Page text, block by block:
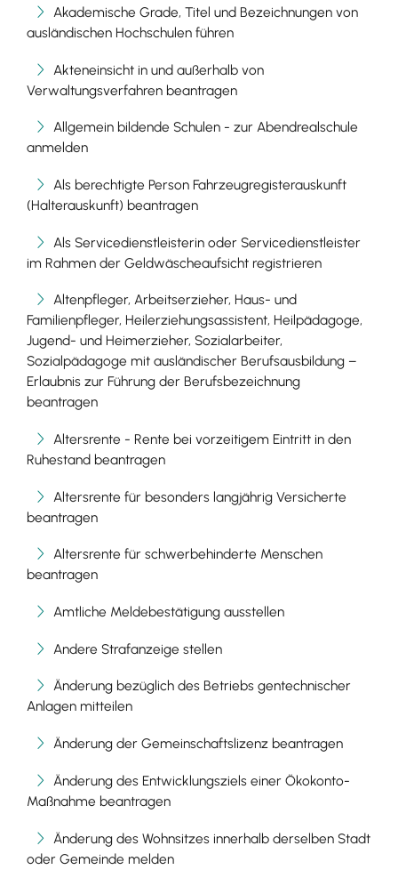
Akademische Grade, Titel und Bezeichnungen von
ausländischen Hochschulen führen
Akteneinsicht in und außerhalb von
Verwaltungsverfahren beantragen
Allgemein bildende Schulen - zur Abendrealschule
anmelden
Als berechtigte Person Fahrzeugregisterauskunft
(Halterauskunft) beantragen
Als Servicedienstleisterin oder Servicedienstleister
im Rahmen der Geldwäscheaufsicht registrieren
Altenpfleger, Arbeitserzieher, Haus- und
Familienpfleger, Heilerziehungsassistent, Heilpädagoge,
Jugend- und Heimerzieher, Sozialarbeiter,
Sozialpädagoge mit ausländischer Berufsausbildung –
Erlaubnis zur Führung der Berufsbezeichnung
beantragen
Altersrente - Rente bei vorzeitigem Eintritt in den
Ruhestand beantragen
Altersrente für besonders langjährig Versicherte
beantragen
Altersrente für schwerbehinderte Menschen
beantragen
Amtliche Meldebestätigung ausstellen
Andere Strafanzeige stellen
Änderung bezüglich des Betriebs gentechnischer
Anlagen mitteilen
Änderung der Gemeinschaftslizenz beantragen
Änderung des Entwicklungsziels einer Ökokonto-
Maßnahme beantragen
Änderung des Wohnsitzes innerhalb derselben Stadt
oder Gemeinde melden